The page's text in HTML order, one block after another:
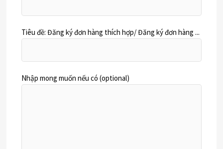
Tiêu đề: Đăng ký đơn hàng thích hợp/ Đăng ký đơn hàng ...
Nhập mong muốn nếu có (optional)